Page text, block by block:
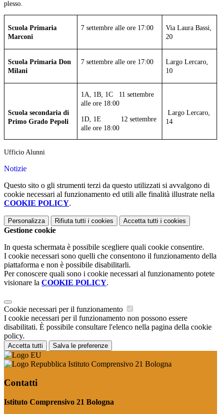
plesso.
Scuola Primaria
Marconi
7 settembre alle ore 17:00
Via Laura Bassi,
20
Scuola Primaria Don
Milani
7 settembre alle ore 17:00
Largo Lercaro,
10
Scuola secondaria di
Primo Grado Pepoli
1A, 1B, 1C
11 settembre
alle ore 18:00
1D, 1E
12 settembre
alle ore 18:00
Largo Lercaro,
14
Ufficio Alunni
Notizie
Questo sito o gli strumenti terzi da questo utilizzati si avvalgono di
cookie necessari al funzionamento ed utili alle finalità illustrate nella
COOKIE POLICY.
Personalizza Rifiuta tutti i cookies Accetta tutti i cookies
Gestione cookie
In questa schermata è possibile scegliere quali cookie consentire.
I cookie necessari sono quelli che consentono il funzionamento della
piattaforma e non è possibile disabilitarli.
Per conoscere quali sono i cookie necessari al funzionamento potete
visionare la COOKIE POLICY.
Cookie necessari per il funzionamento
I cookie necessari per il funzionamento non possono essere
disabilitati. È possibile consultare l'elenco nella pagina della cookie
policy.
Accetta tutti Salva le preferenze
Istituto Comprensivo 21 Bologna
Contatti
Istituto Comprensivo 21 Bologna